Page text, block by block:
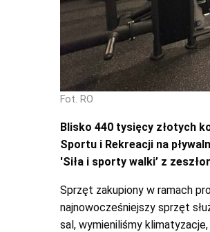
Fot. RO
Blisko 440 tysięcy złotych
Sportu i Rekreacji na
'Siła i sporty walki’ z
Sprzęt zakupiony w ramach
najnowocześniejszy sprzęt
sal, wymieniliśmy